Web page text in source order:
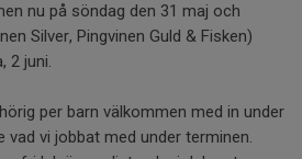
nu på söndag den 31 maj och
Silver, Pingvinen Guld & Fisken)
2 juni.
per barn välkommen med in under
vi jobbat med under terminen.